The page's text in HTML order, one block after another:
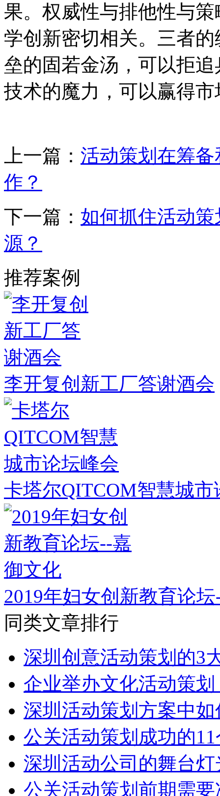
果。权威性与排他性与
学创新密切相关。三者
垒的固若金汤，可以拒
技术的魔力，可以赢得
上一篇： 活动策划在筹
作？
下一篇： 如何抓住活动
源？
推荐案例
李开复创新工厂答谢酒会
卡塔尔QITCOM智慧城市
2019年妇女创新教育论
同类文章排行
深圳创意活动策划的3
企业举办文化活动策
深圳活动策划方案中
公关活动策划成功的
深圳活动公司的舞台
公关活动策划前期需